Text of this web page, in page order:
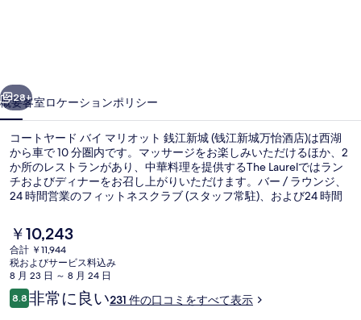
イ
マ
リ
オ
ッ
ト
銭
江
新
次へ
28+
概要客室ロケーションポリシー
コートヤード バイ マリオット 銭江新城 (钱江新城万怡酒店)は西湖
から車で 10 分圏内です。マッサージをお楽しみいただけるほか、2
か所のレストランがあり、中華料理を提供するThe Laurelではラン
チおよびディナーをお召し上がりいただけます。バー / ラウンジ、
24 時間営業のフィットネスクラブ (スタッフ常駐)、および24 時間
施設からは歩いてすぐ公共交通機関を利用できます。城星路駅まで
は 5 分、市民中心地鉄駅までは 12 分です。
現
在
の
料
金
は
￥10,243
合計 ￥11,944
税およびサービス料込み
8 月 23 日 ～ 8 月 24 日
口
コ
8.810段階中8.8
非常に良い231 件の口コミをすべて表示